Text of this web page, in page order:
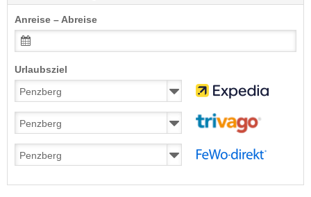
Anreise – Abreise
Urlaubsziel